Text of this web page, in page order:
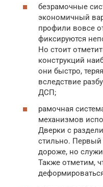
безрамочные
экономичный
профили вовсе
фиксируются
Но стоит
конструкций
они быстро,
вследствие
ДСП;
рамочная
механизмов
Дверки с
стильно. Первый
дороже, но
Также отметим,